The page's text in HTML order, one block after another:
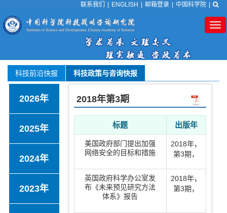
联系我们 ENGLISH 邮箱登录 中国科学院
科技前沿快报 科技政策与咨询快报
2026年
2025年
2024年
2023年
2018年第3期
标题 出版年
美国政府部门提出加强
网络安全的目标和措施
2018年，
第3期 ，
英国政府科学办公室发
布《未来预见研究方法
体系》报告
2018年，
第3期 ，